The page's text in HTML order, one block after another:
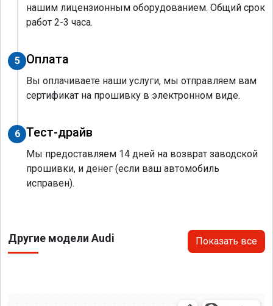
нашим лицензионным оборудованием. Общий срок
работ 2-3 часа.
5 Оплата
Вы оплачиваете наши услуги, мы отправляем вам
сертификат на прошивку в электронном виде.
6 Тест-драйв
Мы предоставляем 14 дней на возврат заводской
прошивки, и денег (если ваш автомобиль
исправен).
Другие модели Audi Показать все